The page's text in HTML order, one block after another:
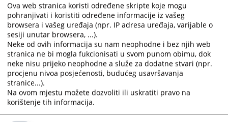
Ova web stranica koristi određene skripte koje mogu
pohranjivati i koristiti određene informacije iz vašeg
browsera i vašeg uređaja (npr. IP adresa uređaja, varijable o
sesiji unutar browsera, ...).
Neke od ovih informacija su nam neophodne i bez njih web
stranica ne bi mogla fukcionisati u svom punom obimu, dok
neke nisu prijeko neophodne a služe za dodatne stvari (npr.
procjenu nivoa posjećenosti, budućeg usavršavanja
stranice...).
Na ovom mjestu možete dozvoliti ili uskratiti pravo na
korištenje tih informacija.